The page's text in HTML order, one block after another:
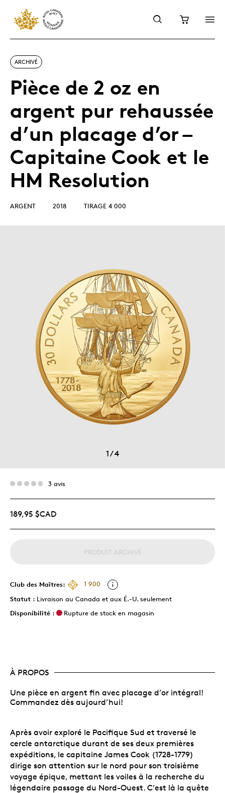
ARCHIVÉ
Pièce de 2 oz en
argent pur rehaussée
d’un placage d’or –
Capitaine Cook et le
HM Resolution
ARGENT 2018 TIRAGE 4 000
1/4
3 avis
189,95 $CAD
PRODUIT ARCHIVÉ
Club des Maîtres:
1 900
Statut : Livraison au Canada et aux É.-U. seulement
Disponibilité :
Rupture de stock en magasin
À PROPOS
Une pièce en argent fin avec placage d’or intégral!
Commandez dès aujourd’hui!
Après avoir exploré le Pacifique Sud et traversé le
cercle antarctique durant de ses deux premières
expéditions, le capitaine James Cook (1728-1779)
dirige son attention sur le nord pour son troisième
voyage épique, mettant les voiles à la recherche du
légendaire passage du Nord-Ouest. C’est là la quête